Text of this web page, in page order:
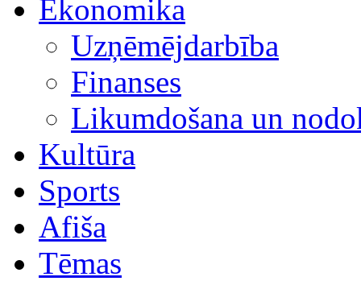
Ekonomika
Uzņēmējdarbība
Finanses
Likumdošana un
Kultūra
Sports
Afiša
Tēmas